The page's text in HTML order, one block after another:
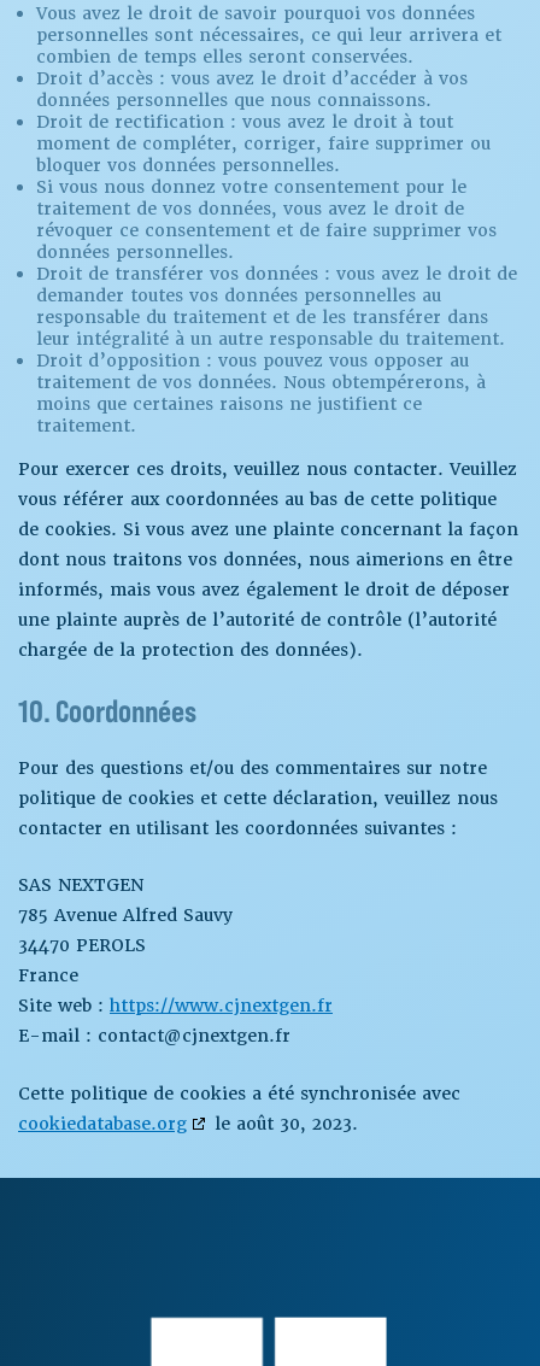
Vous avez le droit de savoir pourquoi vos données
personnelles sont nécessaires, ce qui leur arrivera et
combien de temps elles seront conservées.
Droit d’accès : vous avez le droit d’accéder à vos
données personnelles que nous connaissons.
Droit de rectification : vous avez le droit à tout
moment de compléter, corriger, faire supprimer ou
bloquer vos données personnelles.
Si vous nous donnez votre consentement pour le
traitement de vos données, vous avez le droit de
révoquer ce consentement et de faire supprimer vos
données personnelles.
Droit de transférer vos données : vous avez le droit de
demander toutes vos données personnelles au
responsable du traitement et de les transférer dans
leur intégralité à un autre responsable du traitement.
Droit d’opposition : vous pouvez vous opposer au
traitement de vos données. Nous obtempérerons, à
moins que certaines raisons ne justifient ce
traitement.
Pour exercer ces droits, veuillez nous contacter. Veuillez
vous référer aux coordonnées au bas de cette politique
de cookies. Si vous avez une plainte concernant la façon
dont nous traitons vos données, nous aimerions en être
informés, mais vous avez également le droit de déposer
une plainte auprès de l’autorité de contrôle (l’autorité
chargée de la protection des données).
10. Coordonnées
Pour des questions et/ou des commentaires sur notre
politique de cookies et cette déclaration, veuillez nous
contacter en utilisant les coordonnées suivantes :
SAS NEXTGEN
785 Avenue Alfred Sauvy
34470 PEROLS
France
Site web : https://www.cjnextgen.fr
E-mail : contact@cjnextgen.fr
Cette politique de cookies a été synchronisée avec
cookiedatabase.org
le août 30, 2023.